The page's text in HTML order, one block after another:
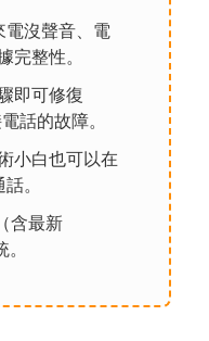
電沒聲音、電
完整性。
即可修復
話的故障。
小白也可以在
。
含最新